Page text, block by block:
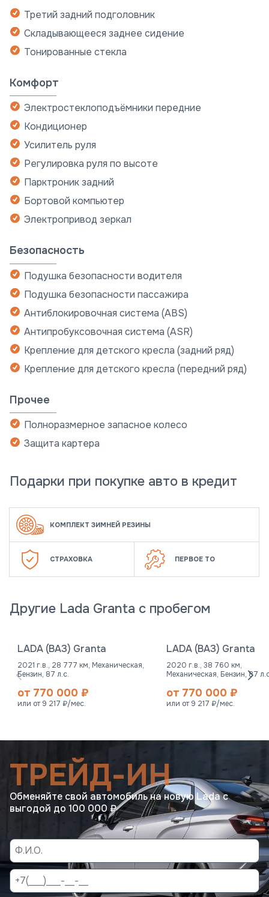
Третий задний подголовник
Складывающееся заднее сидение
Тонированные стекла
Комфорт
Электростеклоподъёмники передние
Кондиционер
Усилитель руля
Регулировка руля по высоте
Парктроник задний
Бортовой компьютер
Электропривод зеркал
Безопасность
Подушка безопасности водителя
Подушка безопасности пассажира
Антиблокировочная система (ABS)
Антипробуксовочная система (ASR)
Крепление для детского кресла (задний ряд)
Крепление для детского кресла (передний ряд)
Прочее
Полноразмерное запасное колесо
Защита картера
Подарки при покупке авто в кредит
КОМПЛЕКТ ЗИМНЕЙ РЕЗИНЫ
СТРАХОВКА ПЕРВОЕ ТО
Другие Lada Granta с пробегом
LADA (ВАЗ) Granta
2021 г.в., 28 777 км, Механическая,
Бензин, 87 л.с.
от 770 000 ₽
или от 9 217 ₽/мес.
LADA (ВАЗ) Granta
2020 г.в., 38 760 км,
Механическая, Бензин, 87
от 770 000 ₽
или от 9 217 ₽/мес.
ТРЕЙД-ИН
Обменяйте свой автомобиль на новую Lada с
выгодой до 100 000 ₽